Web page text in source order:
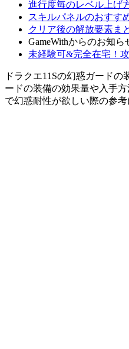
進行度毎のレベル上げ
スキルパネルのおすす
クリア後の解放要素ま
GameWithからのお知ら
未経験可&完全在宅！
ドラクエ11Sの幻惑ガードの
ードの装備の効果量や入手
で幻惑耐性が欲しい際の参考